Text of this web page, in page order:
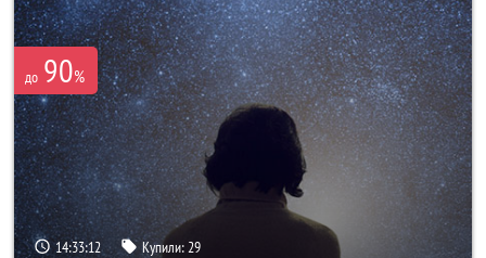
до 90%
14:33:10 Купили:29